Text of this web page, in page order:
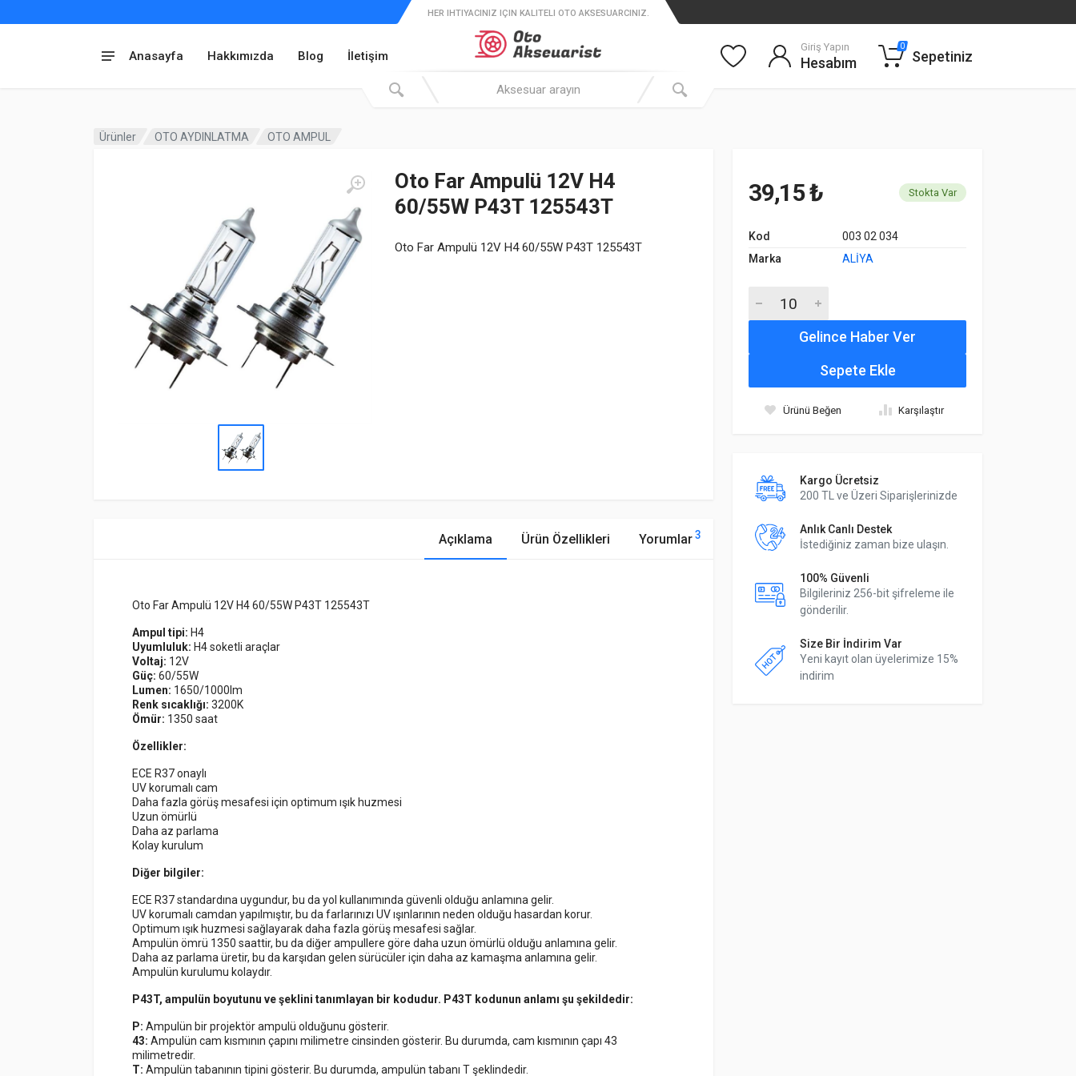
Anasayfa Hakkımızda Blog İletişim
HER IHTIYACINIZ IÇIN KALITELI OTO AKSESUARCINIZ.
Giriş Yapın
Hesabım
0
Sepetiniz
Ürünler OTO AYDINLATMA OTO AMPUL
Oto Far Ampulü 12V H4
60/55W P43T 125543T
Oto Far Ampulü 12V H4 60/55W P43T 125543T
39,15 ₺ Stokta Var
Kod
003 02 034
Marka
ALİYA
Gelince Haber Ver
Sepete Ekle
Ürünü Beğen Karşılaştır
Kargo Ücretsiz
200 TL ve Üzeri Siparişlerinizde
Anlık Canlı Destek
İstediğiniz zaman bize ulaşın.
100% Güvenli
Bilgileriniz 256-bit şifreleme ile
gönderilir.
Size Bir İndirim Var
Yeni kayıt olan üyelerimize 15%
indirim
Açıklama Ürün Özellikleri Yorumlar3
Oto Far Ampulü 12V H4 60/55W P43T 125543T
Ampul tipi: H4
Uyumluluk: H4 soketli araçlar
Voltaj: 12V
Güç: 60/55W
Lumen: 1650/1000lm
Renk sıcaklığı: 3200K
Ömür: 1350 saat
Özellikler:
ECE R37 onaylı
UV korumalı cam
Daha fazla görüş mesafesi için optimum ışık huzmesi
Uzun ömürlü
Daha az parlama
Kolay kurulum
Diğer bilgiler:
ECE R37 standardına uygundur, bu da yol kullanımında güvenli olduğu anlamına gelir.
UV korumalı camdan yapılmıştır, bu da farlarınızı UV ışınlarının neden olduğu hasardan korur.
Optimum ışık huzmesi sağlayarak daha fazla görüş mesafesi sağlar.
Ampulün ömrü 1350 saattir, bu da diğer ampullere göre daha uzun ömürlü olduğu anlamına gelir.
Daha az parlama üretir, bu da karşıdan gelen sürücüler için daha az kamaşma anlamına gelir.
Ampulün kurulumu kolaydır.
P43T, ampulün boyutunu ve şeklini tanımlayan bir kodudur. P43T kodunun anlamı şu şekildedir:
P: Ampulün bir projektör ampulü olduğunu gösterir.
43: Ampulün cam kısmının çapını milimetre cinsinden gösterir. Bu durumda, cam kısmının çapı 43
milimetredir.
T: Ampulün tabanının tipini gösterir. Bu durumda, ampulün tabanı T şeklindedir.